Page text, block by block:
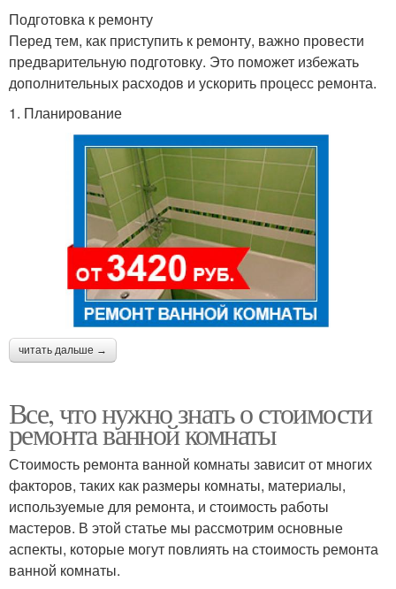
Подготовка к ремонту
Перед тем, как приступить к ремонту, важно провести
предварительную подготовку. Это поможет избежать
дополнительных расходов и ускорить процесс ремонта.
1. Планирование
читать дальше →
Все, что нужно знать о стоимости
ремонта ванной комнаты
Стоимость ремонта ванной комнаты зависит от многих
факторов, таких как размеры комнаты, материалы,
используемые для ремонта, и стоимость работы
мастеров. В этой статье мы рассмотрим основные
аспекты, которые могут повлиять на стоимость ремонта
ванной комнаты.